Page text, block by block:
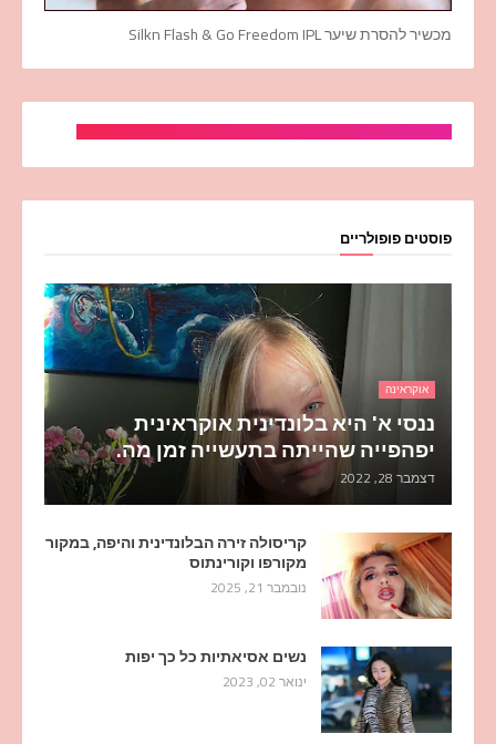
מכשיר להסרת שיער Silkn Flash & Go Freedom IPL
פוסטים פופולריים
אוקראינה
ננסי א' היא בלונדינית אוקראינית
יפהפייה שהייתה בתעשייה זמן מה.
דצמבר 28, 2022
קריסולה זירה הבלונדינית והיפה, במקור
מקורפו וקורינתוס
נובמבר 21, 2025
נשים אסיאתיות כל כך יפות
ינואר 02, 2023